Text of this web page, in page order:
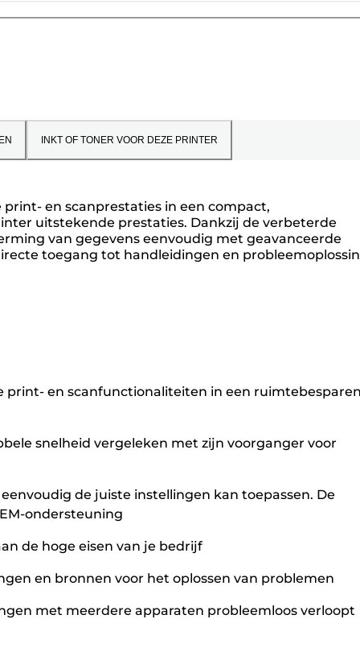
INKT OF TONER VOOR DEZE PRINTER
en scanprestaties in een compact,
uitstekende prestaties. Dankzij de verbeterde
van gegevens eenvoudig met geavanceerde
toegang tot handleidingen en
print- en scanfunctionaliteiten in een
snelheid vergeleken met zijn voorganger voor
de juiste instellingen kan toepassen. De
ondersteuning
de hoge eisen van je bedrijf
en bronnen voor het oplossen van problemen
met meerdere apparaten probleemloos verloopt